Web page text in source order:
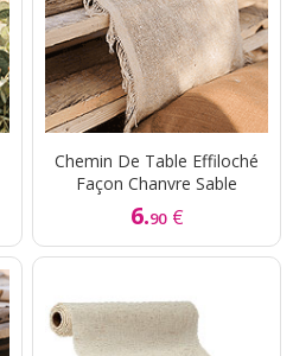
Chemin De Table Effiloché
Façon Chanvre Sable
6.90 €